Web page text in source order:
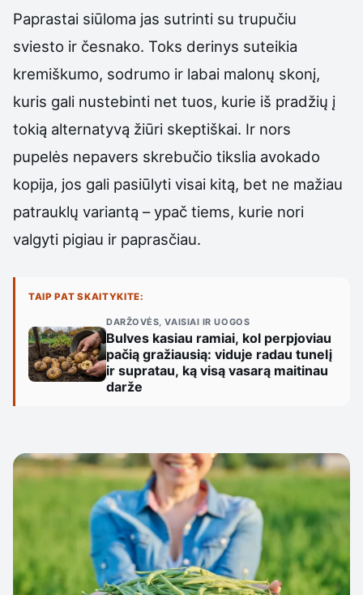
Paprastai siūloma jas sutrinti su trupučiu
sviesto ir česnako. Toks derinys suteikia
kremiškumo, sodrumo ir labai malonų skonį,
kuris gali nustebinti net tuos, kurie iš pradžių į
tokią alternatyvą žiūri skeptiškai. Ir nors
pupelės nepavers skrebučio tikslia avokado
kopija, jos gali pasiūlyti visai kitą, bet ne mažiau
patrauklų variantą – ypač tiems, kurie nori
valgyti pigiau ir paprasčiau.
TAIP PAT SKAITYKITE:
DARŽOVĖS, VAISIAI IR UOGOS
Bulves kasiau ramiai, kol perpjoviau
pačią gražiausią: viduje radau tunelį
ir supratau, ką visą vasarą maitinau
darže